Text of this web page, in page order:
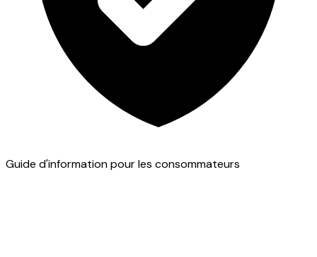
Guide d'information pour les consommateurs